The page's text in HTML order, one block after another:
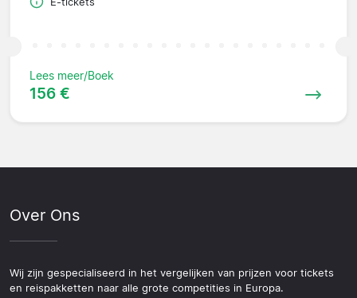
Lees meer/Boek
156 €
Over Ons
Wij zijn gespecialiseerd in het vergelijken van prijzen voor tickets
en reispakketten naar alle grote competities in Europa.